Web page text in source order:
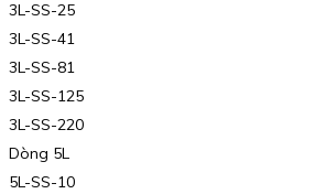
3L-SS-25
3L-SS-41
3L-SS-81
3L-SS-125
3L-SS-220
Dòng 5L
5L-SS-10